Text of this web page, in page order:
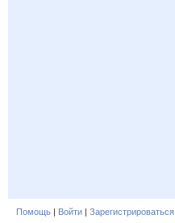
Помощь | Войти | Зарегистрироваться